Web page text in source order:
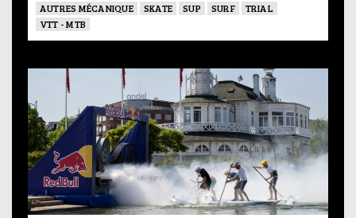
AUTRES MÉCANIQUE SKATE SUP SURF
TRIAL
VTT - MTB